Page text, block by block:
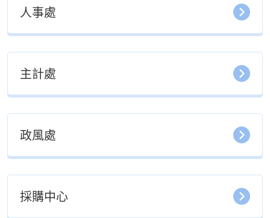
人事處
主計處
政風處
採購中心